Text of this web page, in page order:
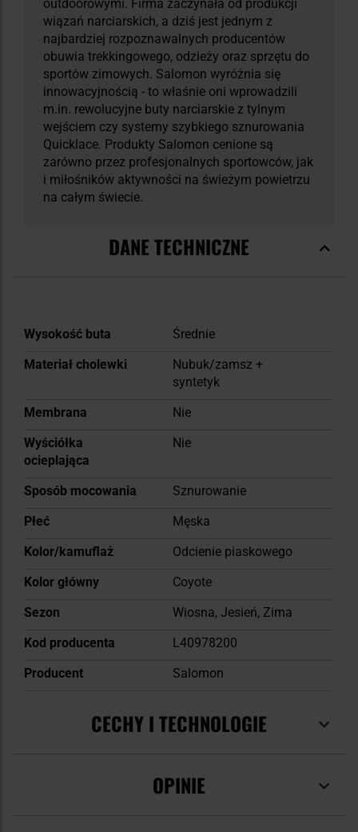
outdoorowymi. Firma zaczynała od produkcji
wiązań narciarskich, a dziś jest jednym z
najbardziej rozpoznawalnych producentów
obuwia trekkingowego, odzieży oraz sprzętu do
sportów zimowych. Salomon wyróżnia się
innowacyjnością - to właśnie oni wprowadzili
m.in. rewolucyjne buty narciarskie z tylnym
wejściem czy systemy szybkiego sznurowania
Quicklace. Produkty Salomon cenione są
zarówno przez profesjonalnych sportowców, jak
i miłośników aktywności na świeżym powietrzu
na całym świecie.
DANE TECHNICZNE
Więcej
Wysokość buta
Średnie
Materiał cholewki
Nubuk/zamsz +
syntetyk
Membrana
Nie
Wyściółka
ocieplająca
Nie
Sposób mocowania
Sznurowanie
Płeć
Męska
Kolor/kamuflaż
Odcienie piaskowego
Kolor główny
Coyote
Sezon
Wiosna, Jesień, Zima
Kod producenta
L40978200
Producent
Salomon
CECHY I TECHNOLOGIE
OPINIE